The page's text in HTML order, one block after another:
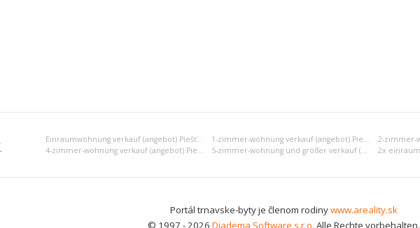
Einraumwohnung verkauf (angebot) Piešťany 1-zimmer-wohnung verkauf (angebot) Piešťany
4-zimmer-wohnung verkauf (angebot) Piešťany
5-zimmer-wohnung und größer verkauf (angebot) Piešťany
Portál trnavske-byty je členom rodinywww.areality.sk
© 1997 - 2026 Diadema Software s.r.o. Alle Rechte vorbehalten.